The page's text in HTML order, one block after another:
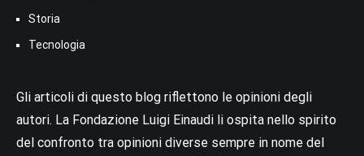
Storia
Tecnologia
Gli articoli di questo blog riflettono le opinioni degli
autori. La Fondazione Luigi Einaudi li ospita nello spirito
del confronto tra opinioni diverse sempre in nome del